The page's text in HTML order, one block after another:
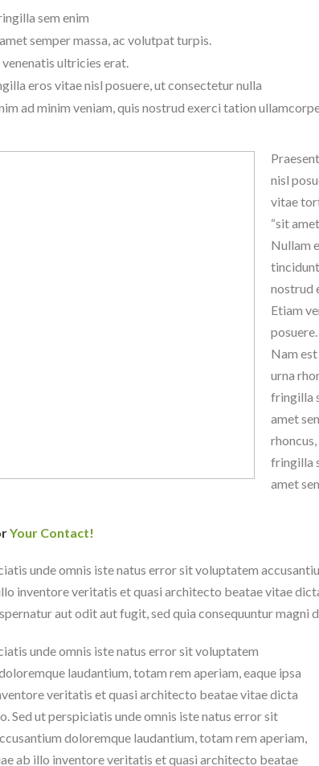
sem enim
semper massa, ac volutpat turpis.
venenatis ultricies erat.
eros vitae nisl posuere, ut consectetur nulla
ad minim veniam, quis nostrud exerci tation
nisl
vitae
“sit
Nullam
nostrud
Etiam
Nam
urna
fringilla
amet
fringilla
amet
Your Contact!
unde omnis iste natus error sit voluptatem
inventore veritatis et quasi architecto beatae vitae
aut odit aut fugit, sed quia consequuntur magni
unde omnis iste natus error sit voluptatem
laudantium, totam rem aperiam, eaque ipsa
veritatis et quasi architecto beatae vitae dicta
Sed ut perspiciatis unde omnis iste natus error sit
doloremque laudantium, totam rem aperiam,
ab illo inventore veritatis et quasi architecto beatae